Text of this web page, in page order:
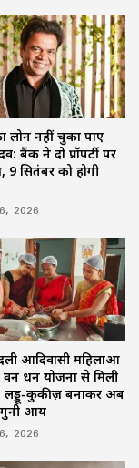
लोन नहीं चुका पाए
बैंक ने दो प्रॉपर्टी पर
9 सितंबर को होगी
2026
आदिवासी महिलाओं
धन योजना से मिली
लड्डू-कुकीज़ बनाकर अब
आय
2026